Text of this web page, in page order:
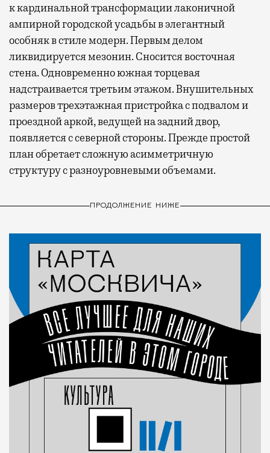
к кардинальной трансформации лаконичной
ампирной городской усадьбы в элегантный
особняк в стиле модерн. Первым делом
ликвидируется мезонин. Сносится восточная
стена. Одновременно южная торцевая
надстраивается третьим этажом. Внушительных
размеров трехэтажная пристройка с подвалом и
проездной аркой, ведущей на задний двор,
появляется с северной стороны. Прежде простой
план обретает сложную асимметричную
структуру с разноуровневыми объемами.
ПРОДОЛЖЕНИЕ НИЖЕ